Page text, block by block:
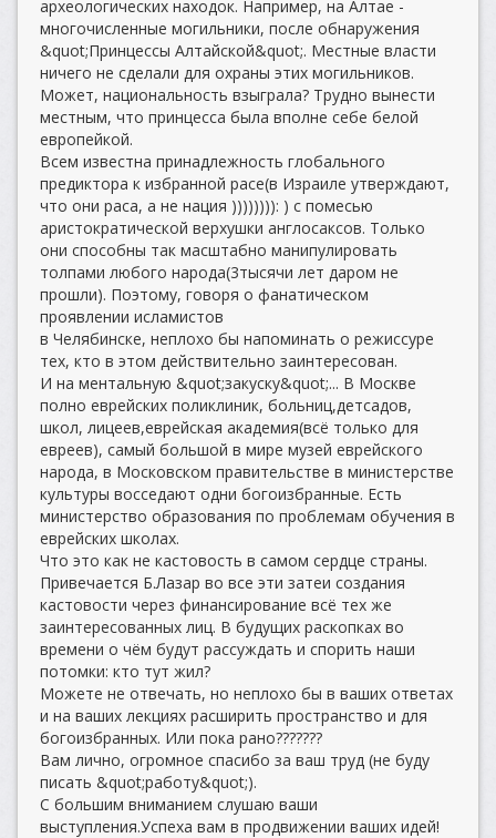
археологических находок. Например, на Алтае -
многочисленные могильники, после обнаружения
&quot;Принцессы Алтайской&quot;. Местные власти
ничего не сделали для охраны этих могильников.
Может, национальность взыграла? Трудно вынести
местным, что принцесса была вполне себе белой
европейкой.
Всем известна принадлежность глобального
предиктора к избранной расе(в Израиле утверждают,
что они раса, а не нация )))))))): ) с помесью
аристократической верхушки англосаксов. Только
они способны так масштабно манипулировать
толпами любого народа(3тысячи лет даром не
прошли). Поэтому, говоря о фанатическом
проявлении исламистов
в Челябинске, неплохо бы напоминать о режиссуре
тех, кто в этом действительно заинтересован.
И на ментальную &quot;закуску&quot;... В Москве
полно еврейских поликлиник, больниц,детсадов,
школ, лицеев,еврейская академия(всё только для
евреев), самый большой в мире музей еврейского
народа, в Московском правительстве в министерстве
культуры восседают одни богоизбранные. Есть
министерство образования по проблемам обучения в
еврейских школах.
Что это как не кастовость в самом сердце страны.
Привечается Б.Лазар во все эти затеи создания
кастовости через финансирование всё тех же
заинтересованных лиц. В будущих раскопках во
времени о чём будут рассуждать и спорить наши
потомки: кто тут жил?
Можете не отвечать, но неплохо бы в ваших ответах
и на ваших лекциях расширить пространство и для
богоизбранных. Или пока рано???????
Вам лично, огромное спасибо за ваш труд (не буду
писать &quot;работу&quot;).
С большим вниманием слушаю ваши
выступления.Успеха вам в продвижении ваших идей!